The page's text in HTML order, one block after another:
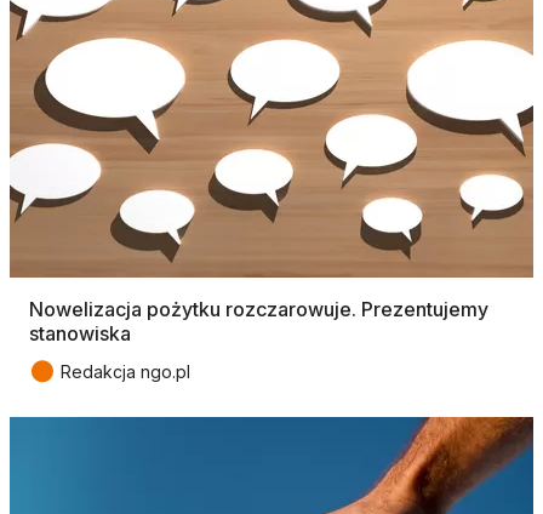
Nowelizacja pożytku rozczarowuje. Prezentujemy
stanowiska
● Redakcja ngo.pl